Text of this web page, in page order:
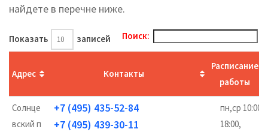
найдете в перечне ниже.
Показать записей Поиск:
Адрес Контакты
Расписание
работы
Солнце
вский п
+7 (495) 435-52-84
+7 (495) 439-30-11
пн,ср 10:00–
18:00,